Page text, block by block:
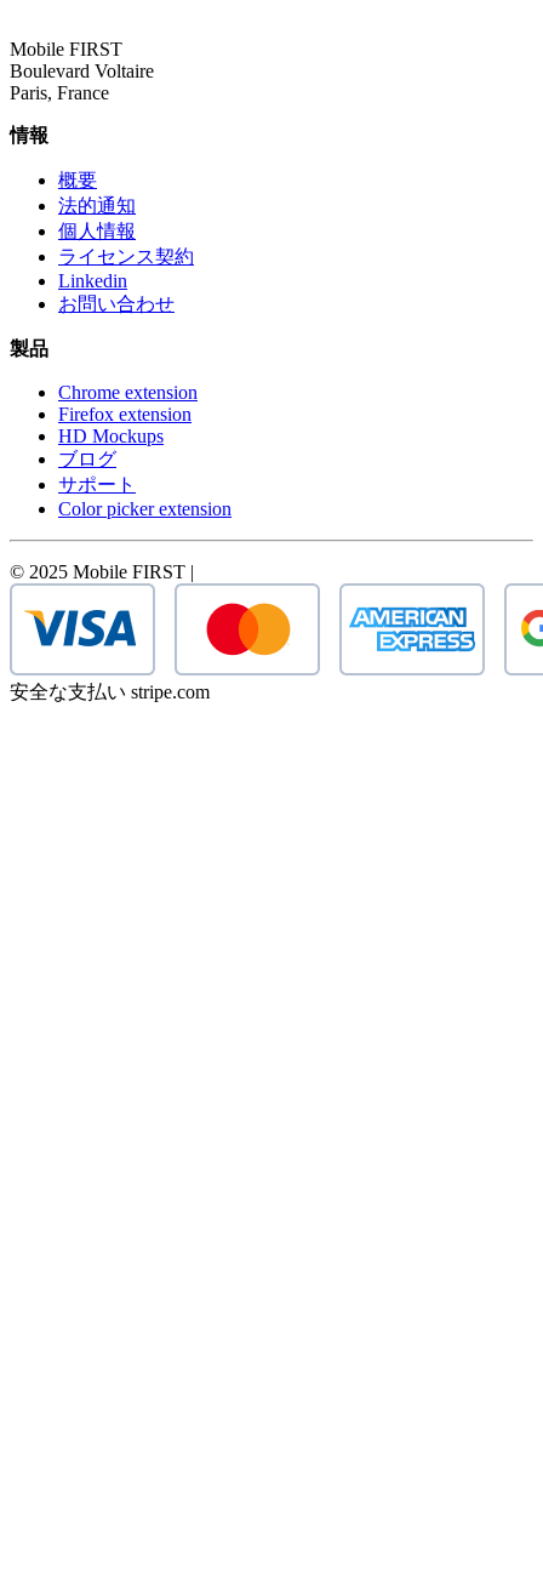
Mobile FIRST
Boulevard Voltaire
Paris, France
情報
概要
法的通知
個人情報
ライセンス契約
Linkedin
お問い合わせ
製品
Chrome extension
Firefox extension
HD Mockups
ブログ
サポート
Color picker extension
© 2025 Mobile FIRST |
安全な支払い stripe.com